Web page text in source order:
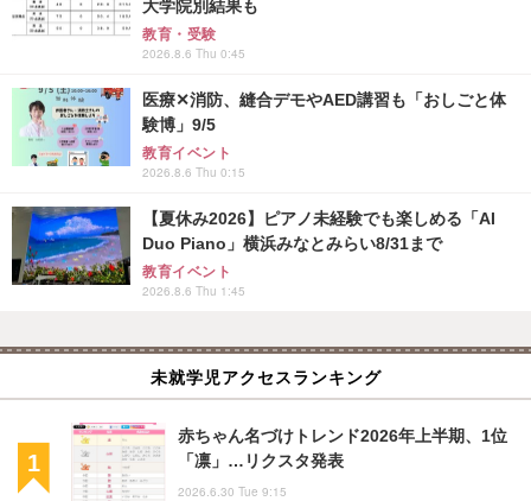
大学院別結果も
教育・受験
2026.8.6 Thu 0:45
医療✕消防、縫合デモやAED講習も「おしごと体
験博」9/5
教育イベント
2026.8.6 Thu 0:15
【夏休み2026】ピアノ未経験でも楽しめる「AI
Duo Piano」横浜みなとみらい8/31まで
教育イベント
2026.8.6 Thu 1:45
未就学児アクセスランキング
赤ちゃん名づけトレンド2026年上半期、1位
「凛」…リクスタ発表
2026.6.30 Tue 9:15